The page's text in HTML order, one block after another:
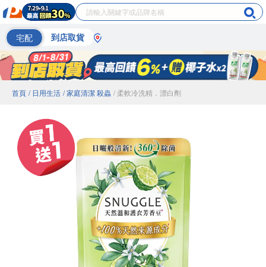
宅配 到店取貨
首頁 / 日用生活 / 家庭清潔 殺蟲 / 柔軟冷洗精．漂白劑